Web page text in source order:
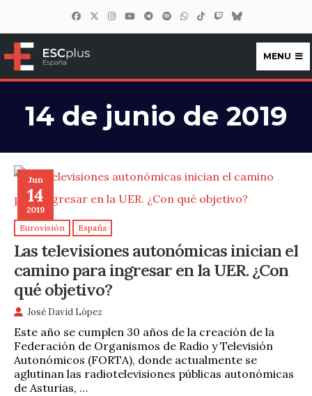
ESCplus España
MENU
14 de junio de 2019
Jun
14
2019
Eurovisión
España
Las televisiones autonómicas inician el
camino para ingresar en la UER. ¿Con
qué objetivo?
José David López
Este año se cumplen 30 años de la creación de la
Federación de Organismos de Radio y Televisión
Autonómicos (FORTA), donde actualmente se
aglutinan las radiotelevisiones públicas autonómicas
de Asturias, …